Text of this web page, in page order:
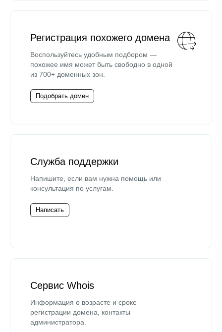
Регистрация похожего домена
Воспользуйтесь удобным подбором —
похожее имя может быть свободно в одной
из 700+ доменных зон.
Подобрать домен
Служба поддержки
Напишите, если вам нужна помощь или
консультация по услугам.
Написать
Сервис Whois
Информация о возрасте и сроке
регистрации домена, контакты
администратора.